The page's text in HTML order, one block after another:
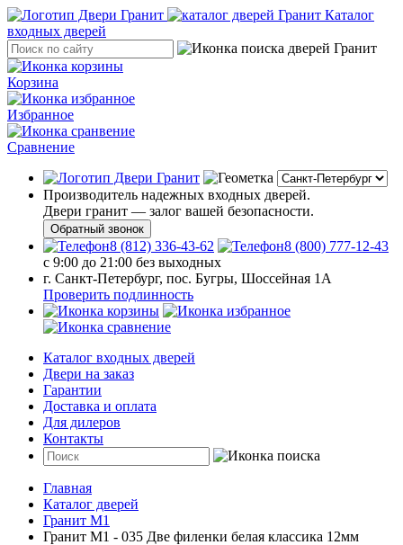
Каталог
входных дверей
Корзина
Избранное
Сравнение
Производитель надежных входных дверей.
Двери гранит — залог вашей безопасности.
Обратный звонок
8 (812) 336-43-62
8 (800) 777-12-43
с 9:00 до 21:00 без выходных
г. Санкт-Петербург, пос. Бугры, Шоссейная 1А
Проверить подлинность
Каталог входных дверей
Двери на заказ
Гарантии
Доставка и оплата
Для дилеров
Контакты
Главная
Каталог дверей
Гранит М1
Гранит М1 - 035 Две филенки белая классика 12мм